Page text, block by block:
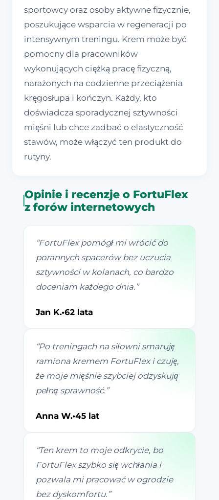
sportowcy oraz osoby aktywne fizycznie,
poszukujące wsparcia w regeneracji po
intensywnym treningu. Krem może być
pomocny dla pracowników
wykonujących ciężką pracę fizyczną,
narażonych na codzienne przeciążenia
kręgosłupa i kończyn. Każdy, kto
doświadcza sporadycznej sztywności
mięśni lub chce zadbać o elastyczność
stawów, może włączyć ten produkt do
rutyny.
Opinie i recenzje o FortuFlex
z forów internetowych
“FortuFlex pomógł mi wrócić do
porannych spacerów bez uczucia
sztywności w kolanach, co bardzo
doceniam każdego dnia. ”
Jan K.•62 lata
“Po treningach na siłowni smaruję
ramiona kremem FortuFlex i czuję,
że moje mięśnie szybciej odzyskują
pełną sprawność. ”
Anna W.•45 lat
“Ten krem to moje odkrycie, bo
FortuFlex szybko się wchłania i
pozwala mi pracować w ogrodzie
bez dyskomfortu. ”